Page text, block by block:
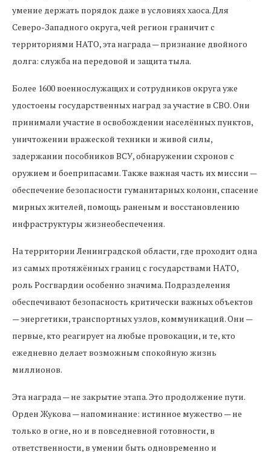
умение держать порядок даже в условиях хаоса. Для
Северо-Западного округа, чей регион граничит с
территориями НАТО, эта награда — признание двойного
долга: служба на передовой и защита тыла.
Более 1600 военнослужащих и сотрудников округа уже
удостоены государственных наград за участие в СВО. Они
принимали участие в освобождении населённых пунктов,
уничтожении вражеской техники и живой силы,
задержании пособников ВСУ, обнаружении схронов с
оружием и боеприпасами. Также важная часть их миссии —
обеспечение безопасности гуманитарных колонн, спасение
мирных жителей, помощь раненым и восстановлению
инфраструктуры жизнеобеспечения.
На территории Ленинградской области, где проходит одна
из самых протяжённых границ с государствами НАТО,
роль Росгвардии особенно значима. Подразделения
обеспечивают безопасность критически важных объектов
— энергетики, транспортных узлов, коммуникаций. Они —
первые, кто реагирует на любые провокации, и те, кто
ежедневно делает возможным спокойную жизнь
миллионов.
Эта награда — не закрытие этапа. Это продолжение пути.
Орден Жукова — напоминание: истинное мужество — не
только в огне, но и в повседневной готовности, в
ответственности, в умении быть одновременно и